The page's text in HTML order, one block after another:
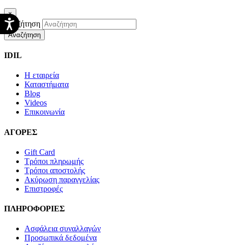
×
Αναζήτηση
Αναζήτηση
IDIL
Η εταιρεία
Καταστήματα
Blog
Videos
Επικοινωνία
ΑΓΟΡΕΣ
Gift Card
Τρόποι πληρωμής
Τρόποι αποστολής
Ακύρωση παραγγελίας
Επιστροφές
ΠΛΗΡΟΦΟΡΙΕΣ
Ασφάλεια συναλλαγών
Προσωπικά δεδομένα